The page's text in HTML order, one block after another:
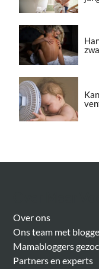
Over ons
Ons team met
Mamabloggers
Partners en experts